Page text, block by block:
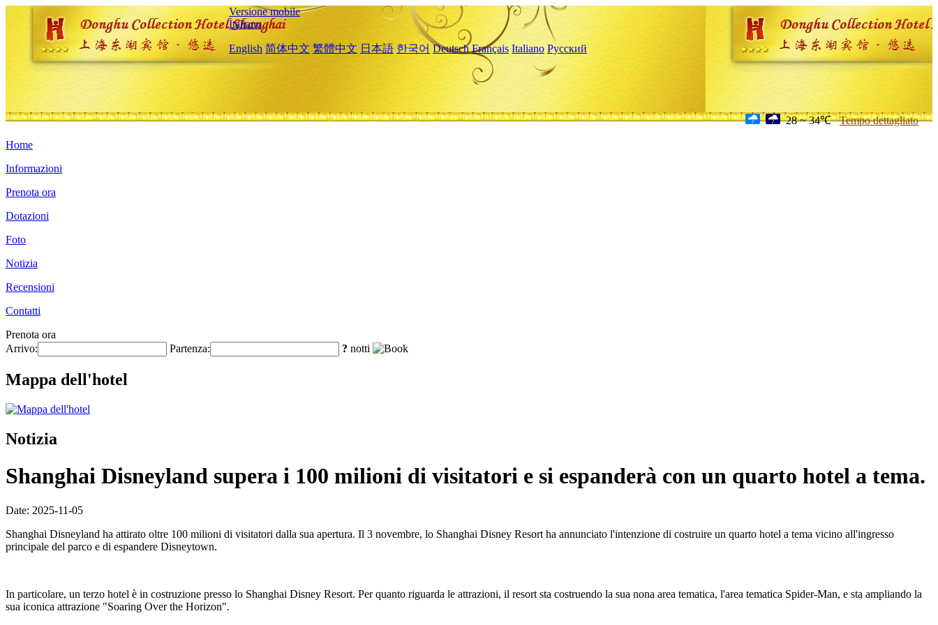
Versione mobile
Italiano
English 简体中文 繁體中文 日本語 한국어 Deutsch Français Italiano Русский
28 ~ 34℃ Tempo dettagliato
Home
Informazioni
Prenota ora
Dotazioni
Foto
Notizia
Recensioni
Contatti
Prenota ora
Arrivo:
Partenza: ? notti
Mappa dell'hotel
Notizia
Shanghai Disneyland supera i 100 milioni di visitatori e si espanderà con un quarto hotel a tema.
Date: 2025-11-05
Shanghai Disneyland ha attirato oltre 100 milioni di visitatori dalla sua apertura. Il 3 novembre, lo Shanghai Disney Resort ha annunciato l'intenzione di costruire un quarto hotel a tema vicino all'ingresso
principale del parco e di espandere Disneytown.
In particolare, un terzo hotel è in costruzione presso lo Shanghai Disney Resort. Per quanto riguarda le attrazioni, il resort sta costruendo la sua nona area tematica, l'area tematica Spider-Man, e sta ampliando la
sua iconica attrazione "Soaring Over the Horizon".